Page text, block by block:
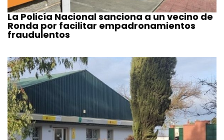
La Policía Nacional sanciona a un vecino de
Ronda por facilitar empadronamientos
fraudulentos